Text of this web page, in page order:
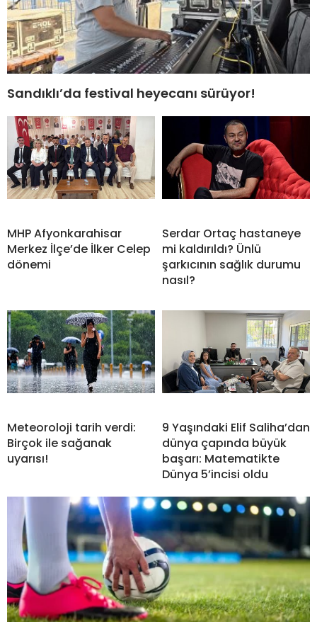
Sandıklı’da festival heyecanı sürüyor!
MHP Afyonkarahisar
Merkez İlçe’de İlker Celep
dönemi
Serdar Ortaç hastaneye
mi kaldırıldı? Ünlü
şarkıcının sağlık durumu
nasıl?
Meteoroloji tarih verdi:
Birçok ile sağanak
uyarısı!
9 Yaşındaki Elif Saliha’dan
dünya çapında büyük
başarı: Matematikte
Dünya 5’incisi oldu